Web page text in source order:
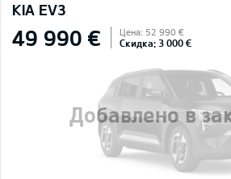
KIA EV3
Добавлено в
49 990 € Цена: 52 990 €
Скидка: 3 000 €